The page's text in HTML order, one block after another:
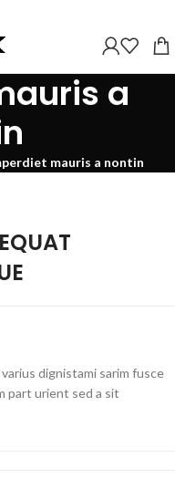
a
mauris a nontin
dignistami sarim fusce
part urient sed a sit